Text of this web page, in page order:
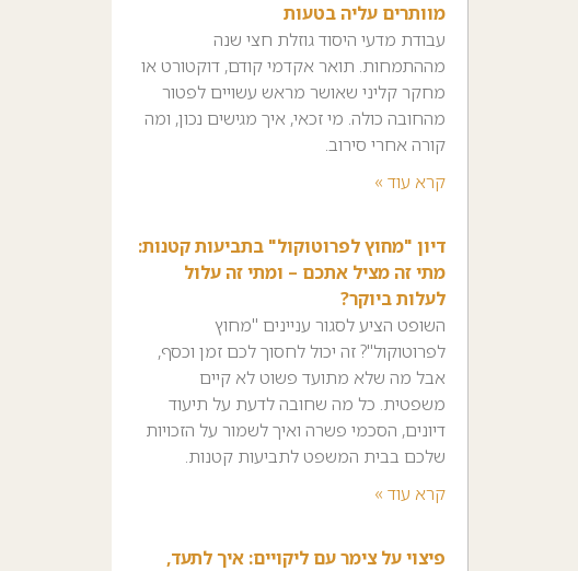
מוותרים עליה בטעות
עבודת מדעי היסוד גוזלת חצי שנה
מההתמחות. תואר אקדמי קודם, דוקטורט או
מחקר קליני שאושר מראש עשויים לפטור
מהחובה כולה. מי זכאי, איך מגישים נכון, ומה
קורה אחרי סירוב.
קרא עוד »
דיון "מחוץ לפרוטוקול" בתביעות קטנות:
מתי זה מציל אתכם – ומתי זה עלול
לעלות ביוקר?
השופט הציע לסגור עניינים "מחוץ
לפרוטוקול"? זה יכול לחסוך לכם זמן וכסף,
אבל מה שלא מתועד פשוט לא קיים
משפטית. כל מה שחובה לדעת על תיעוד
דיונים, הסכמי פשרה ואיך לשמור על הזכויות
שלכם בבית המשפט לתביעות קטנות.
קרא עוד »
פיצוי על צימר עם ליקויים: איך לתעד,